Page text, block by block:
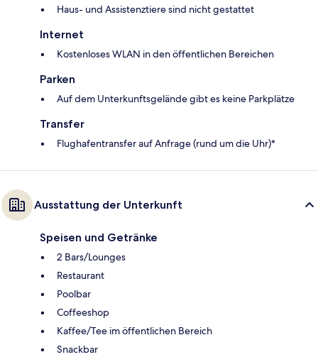
Haus- und Assistenztiere sind nicht gestattet
Internet
Kostenloses WLAN in den öffentlichen Bereichen
Parken
Auf dem Unterkunftsgelände gibt es keine Parkplätze
Transfer
Flughafentransfer auf Anfrage (rund um die Uhr)*
Ausstattung der Unterkunft
Speisen und Getränke
2 Bars/Lounges
Restaurant
Poolbar
Coffeeshop
Kaffee/Tee im öffentlichen Bereich
Snackbar